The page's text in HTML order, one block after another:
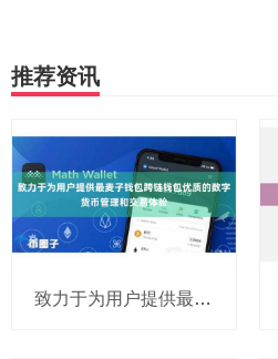
推荐资讯
致力于为用户提供最麦子钱包跨链钱包优质的数字货币管理和交易体验